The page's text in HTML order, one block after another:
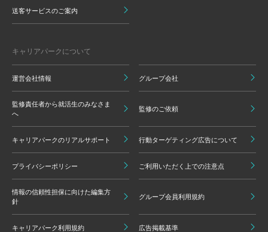
送客サービスのご案内
キャリアパークについて
運営会社情報 グループ会社
監修責任者から就活生のみなさま
へ
監修のご依頼
キャリアパークのリアルサポート 行動ターゲティング広告について
プライバシーポリシー ご利用いただく上での注意点
情報の信頼性担保に向けた編集方
針
グループ会員利用規約
キャリアパーク利用規約 広告掲載基準